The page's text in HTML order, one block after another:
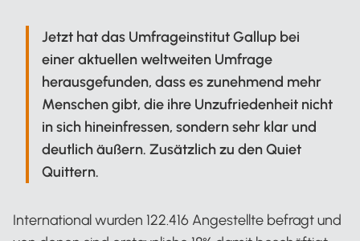
Jetzt hat das Umfrageinstitut Gallup bei
einer aktuellen weltweiten Umfrage
herausgefunden, dass es zunehmend mehr
Menschen gibt, die ihre Unzufriedenheit nicht
in sich hineinfressen, sondern sehr klar und
deutlich äußern. Zusätzlich zu den Quiet
Quittern.
International wurden 122.416 Angestellte befragt und